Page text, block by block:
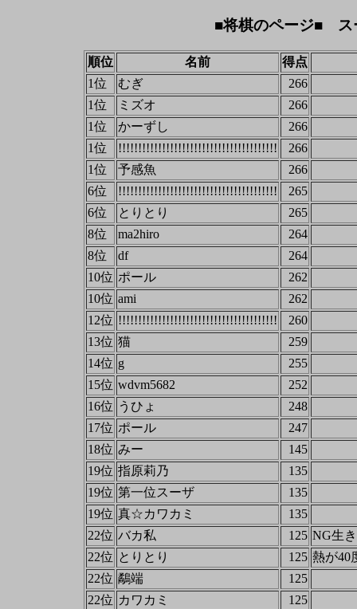
■将棋のページ■ ス
順位 名前
得点
1位
むぎ
266
1位
ミズオ
266
1位
かーずし
266
1位
!!!!!!!!!!!!!!!!!!!!!!!!!!!!!!!!!!!!!!!!
266
1位
予感魚
266
6位
!!!!!!!!!!!!!!!!!!!!!!!!!!!!!!!!!!!!!!!!
265
6位
とりとり
265
8位
ma2hiro
264
8位
df
264
10位 ポール
262
10位 ami
262
12位 !!!!!!!!!!!!!!!!!!!!!!!!!!!!!!!!!!!!!!!!
260
13位 猫
259
14位 g
255
15位 wdvm5682
252
16位 うひょ
248
17位 ポール
247
18位 みー
145
19位 指原莉乃
135
19位 第一位スーザ
135
19位 真☆カワカミ
135
22位 バカ私 125 NG生
22位 とりとり 125 熱が40
22位 鷸端
125
22位 カワカミ
125